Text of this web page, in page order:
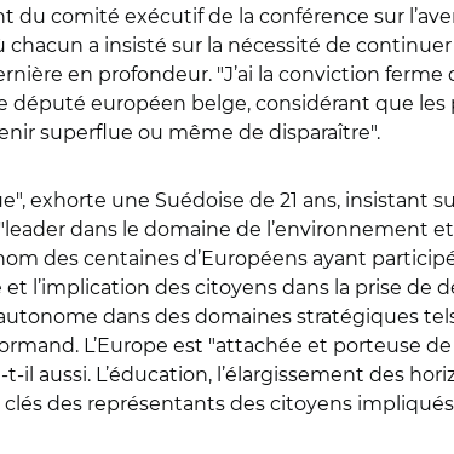
comité exécutif de la conférence sur
a insisté sur la nécessité de
en profondeur. "J’ai la conviction ferme
député européen belge, considérant que
superflue ou même de disparaître".
exhorte une Suédoise de 21 ans, insistant
dans le domaine de l’environnement
des centaines d’Européens ayant
l’implication des citoyens dans la prise de
dans des domaines stratégiques
L’Europe est "attachée et porteuse
aussi. L’éducation, l’élargissement des
des représentants des citoyens